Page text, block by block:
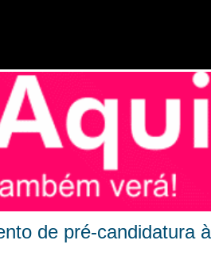
de pré-candidatura à